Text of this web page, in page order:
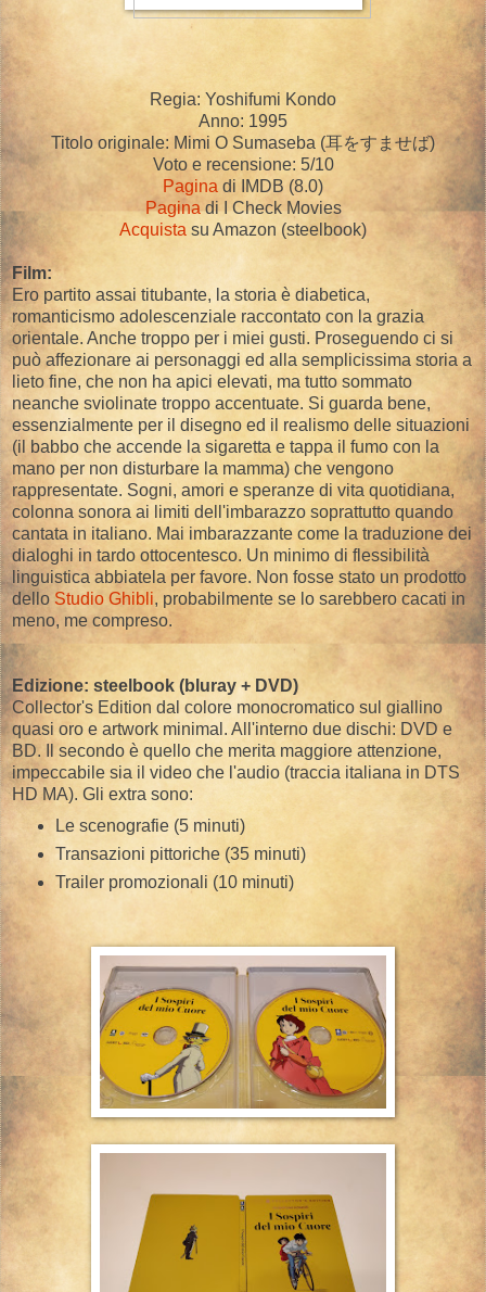
Regia: Yoshifumi Kondo
Anno: 1995
Titolo originale: Mimi O Sumaseba (耳をすませば)
Voto e recensione: 5/10
Pagina di IMDB (8.0)
Paginadi I Check Movies
Acquista su Amazon (steelbook)
Film:
Ero partito assai titubante, la storia è diabetica,
romanticismo adolescenziale raccontato con la grazia
orientale. Anche troppo per i miei gusti. Proseguendo ci si
può affezionare ai personaggi ed alla semplicissima storia a
lieto fine, che non ha apici elevati, ma tutto sommato
neanche sviolinate troppo accentuate. Si guarda bene,
essenzialmente per il disegno ed il realismo delle situazioni
(il babbo che accende la sigaretta e tappa il fumo con la
mano per non disturbare la mamma) che vengono
rappresentate. Sogni, amori e speranze di vita quotidiana,
colonna sonora ai limiti dell'imbarazzo soprattutto quando
cantata in italiano. Mai imbarazzante come la traduzione dei
dialoghi in tardo ottocentesco. Un minimo di flessibilità
linguistica abbiatela per favore. Non fosse stato un prodotto
dello Studio Ghibli, probabilmente se lo sarebbero cacati in
meno, me compreso.
Edizione: steelbook (bluray + DVD)
Collector's Edition dal colore monocromatico sul giallino
quasi oro e artwork minimal. All'interno due dischi: DVD e
BD. Il secondo è quello che merita maggiore attenzione,
impeccabile sia il video che l'audio (traccia italiana in DTS
HD MA). Gli extra sono:
Le scenografie (5 minuti)
Transazioni pittoriche (35 minuti)
Trailer promozionali (10 minuti)